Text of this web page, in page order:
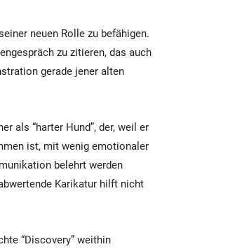
neuen Rolle zu befähigen.
zu zitieren, das auch
gerade jener alten
als “harter Hund”, der, weil er
ist, mit wenig emotionaler
belehrt werden
Karikatur hilft nicht
“Discovery” weithin